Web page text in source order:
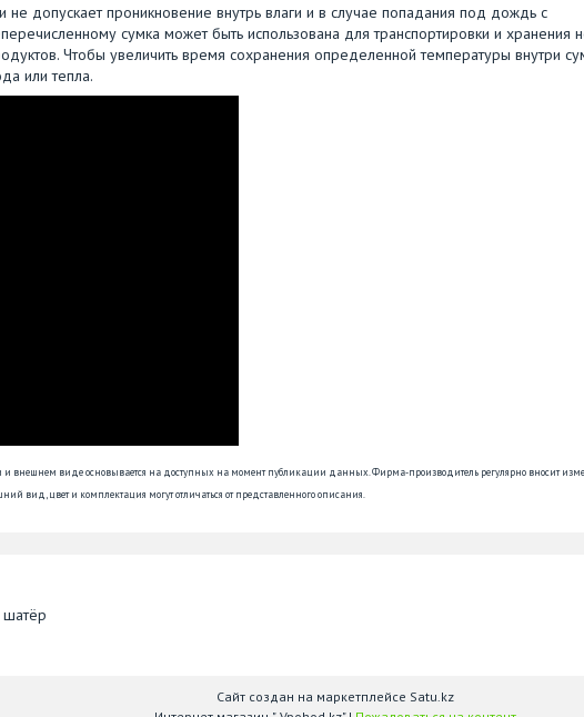
допускает проникновение внутрь влаги и в случае попадания под дождь с
сумка может быть использована для транспортировки и хранения
Чтобы увеличить время сохранения определенной температуры внутри
или тепла.
и внешнем виде основывается на доступных на момент публикации данных. Фирма-производитель регулярно вносит
вид, цвет и комплектация могут отличаться от представленного описания.
шатёр
Сайт создан на маркетплейсе Satu.kz